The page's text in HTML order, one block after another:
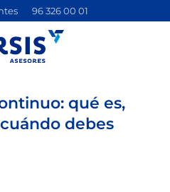
96 326 00 01
qué es,
debes